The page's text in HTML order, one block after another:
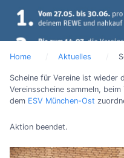
Home Aktuelles
Scheine für Vereine ist wieder
Vereinsscheine sammeln,
dem ESV München-Ost
Aktion beendet.